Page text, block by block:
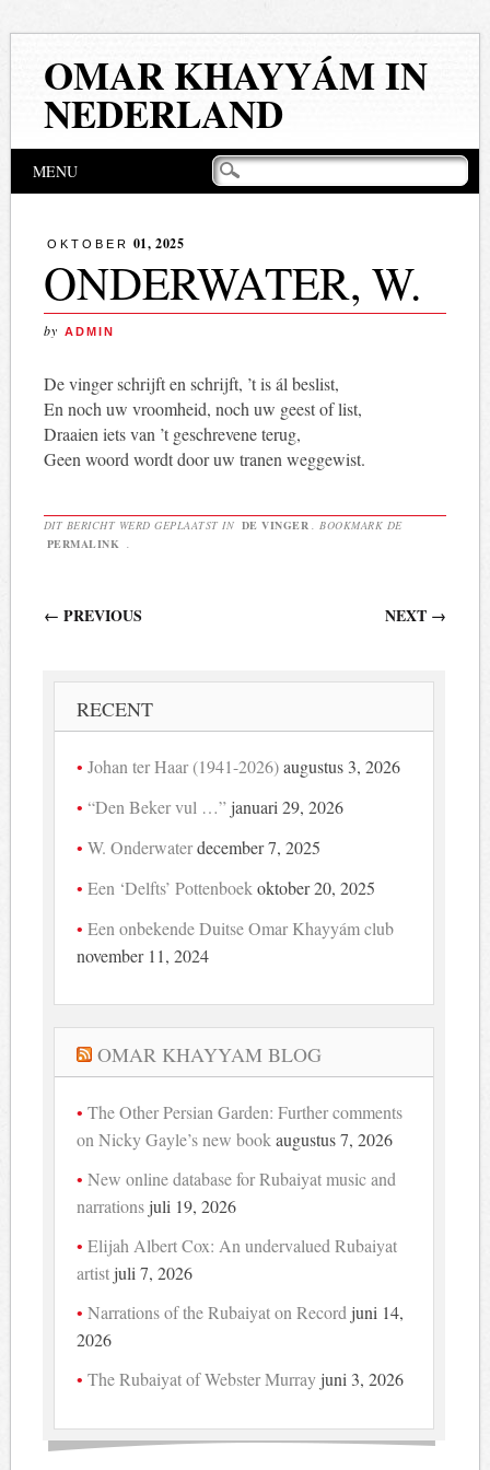
OMAR KHAYYÁM IN
NEDERLAND
Hoofdmenu
MENU
OKTOBER 01, 2025
ONDERWATER, W.
by ADMIN
De vinger schrijft en schrijft, ’t is ál beslist,
En noch uw vroomheid, noch uw geest of list,
Draaien iets van ’t geschrevene terug,
Geen woord wordt door uw tranen weggewist.
DIT BERICHT WERD GEPLAATST IN DE VINGER
. BOOKMARK DE
PERMALINK
Berichtnavigatie
← PREVIOUS NEXT →
RECENT
Johan ter Haar (1941-2026) augustus 3, 2026
“Den Beker vul …” januari 29, 2026
W. Onderwaterdecember 7, 2025
Een ‘Delfts’ Pottenboek oktober 20, 2025
Een onbekende Duitse Omar Khayyám club
november 11, 2024
OMAR KHAYYAM BLOG
The Other Persian Garden: Further comments
on Nicky Gayle’s new book augustus 7, 2026
New online database for Rubaiyat music and
narrations juli 19, 2026
Elijah Albert Cox: An undervalued Rubaiyat
artist juli 7, 2026
Narrations of the Rubaiyat on Record juni 14,
2026
The Rubaiyat of Webster Murray juni 3, 2026